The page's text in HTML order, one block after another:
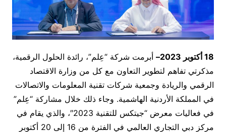
18أكتوبر 2023 –أبرمت شركة “عِلم”، رائدة الحلول الرقمية،
مذكرتي تفاهم لتطوير التعاون مع كل من وزارة الاقتصاد
الرقمي والريادة وجمعية شركات تقنية المعلومات والاتصالات
في المملكة الأردنية الهاشمية. وجاء ذلك خلال مشاركة “عِلم”
في فعاليات معرض “جيتكس للتقنية 2023″، والذي يقام في
مركز دبي التجاري العالمي في الفترة من 16 إلى 20 أكتوبر